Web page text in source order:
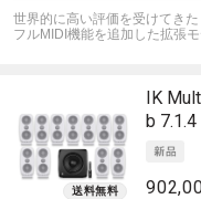
世界的に高い評価を受けてき
フルMIDI機能を追加した拡張モ
IK
b